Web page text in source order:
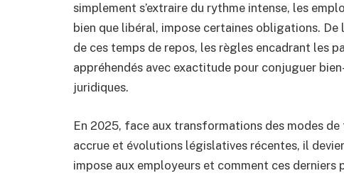
simplement s’extraire du rythme intense, les
bien que libéral, impose certaines obligations.
de ces temps de repos, les règles encadrant les
appréhendés avec exactitude pour conjuguer
juridiques.
En 2025, face aux transformations des modes
accrue et évolutions législatives récentes, il
impose aux employeurs et comment ces derniers